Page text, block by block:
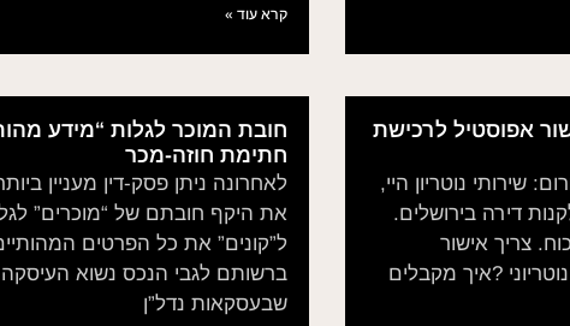
קרא עוד »
אפוסטיל לרכישת
שירותי נוטריון היי,
דירה בירושלים.
צריך אישור
?איך מקבלים
חובת המוכר לגלות “מידע
חתימת חוזה-מכר
לאחרונה ניתן פסק-דין מעניין
את היקף חובתם של “מוכרים”
ל”קונים” את כל הפרטים
ברשותם לגבי הנכס נשוא
שבעסקאות נדל”ן